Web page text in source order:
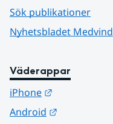
Sök publikationer
Nyhetsbladet Medvind
Väderappar
iPhone
Android